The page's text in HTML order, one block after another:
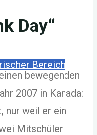
Bereich
Day“
bewegenden
2007 in Kanada:
nur weil er ein
Mitschüler